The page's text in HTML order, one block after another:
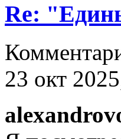
Re:
23 окт